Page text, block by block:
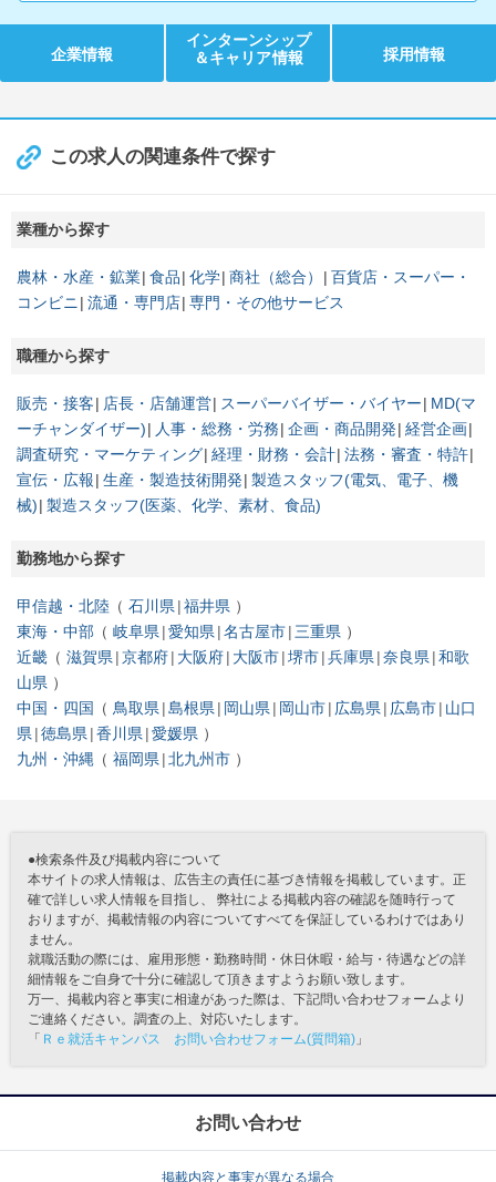
企業情報
インターンシップ
＆キャリア情報
採用情報
この求人の関連条件で探す
業種から探す
農林・水産・鉱業 食品 化学 商社（総合）
百貨店・スーパー・
コンビニ
流通・専門店 専門・その他サービス
職種から探す
販売・接客 店長・店舗運営 スーパーバイザー・バイヤー
MD(マ
ーチャンダイザー)
人事・総務・労務 企画・商品開発 経営企画
調査研究・マーケティング 経理・財務・会計 法務・審査・特許
宣伝・広報 生産・製造技術開発 製造スタッフ(電気、電子、機
械) 製造スタッフ(医薬、化学、素材、食品)
勤務地から探す
甲信越・北陸 石川県 福井県
東海・中部
岐阜県 愛知県 名古屋市 三重県
近畿
滋賀県 京都府 大阪府 大阪市 堺市 兵庫県 奈良県 和歌
山県
中国・四国
鳥取県 島根県 岡山県 岡山市 広島県 広島市 山口
県 徳島県 香川県 愛媛県
九州・沖縄
福岡県 北九州市
●検索条件及び掲載内容について
本サイトの求人情報は、広告主の責任に基づき情報を掲載しています。正
確で詳しい求人情報を目指し、 弊社による掲載内容の確認を随時行って
おりますが、掲載情報の内容についてすべてを保証しているわけではあり
ません。
就職活動の際には、雇用形態・勤務時間・休日休暇・給与・待遇などの詳
細情報をご自身で十分に確認して頂きますようお願い致します。
万一、掲載内容と事実に相違があった際は、下記問い合わせフォームより
ご連絡ください。調査の上、対応いたします。
「 Ｒｅ就活キャンパス お問い合わせフォーム(質問箱) 」
お問い合わせ
掲載内容と事実が異なる場合